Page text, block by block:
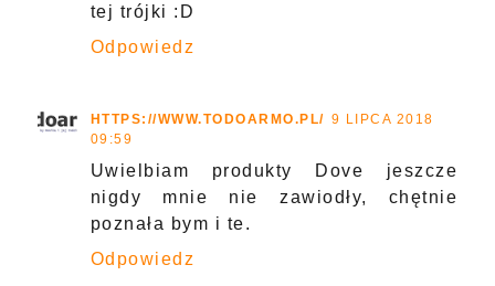
tej trójki :D
Odpowiedz
HTTPS://WWW.TODOARMO.PL/ 9 LIPCA 2018
09:59
Uwielbiam produkty Dove jeszcze
nigdy mnie nie zawiodły, chętnie
poznała bym i te.
Odpowiedz